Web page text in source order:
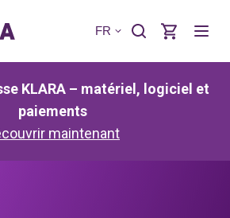
FR
KLARA – matériel, logiciel et
paiements
maintenant